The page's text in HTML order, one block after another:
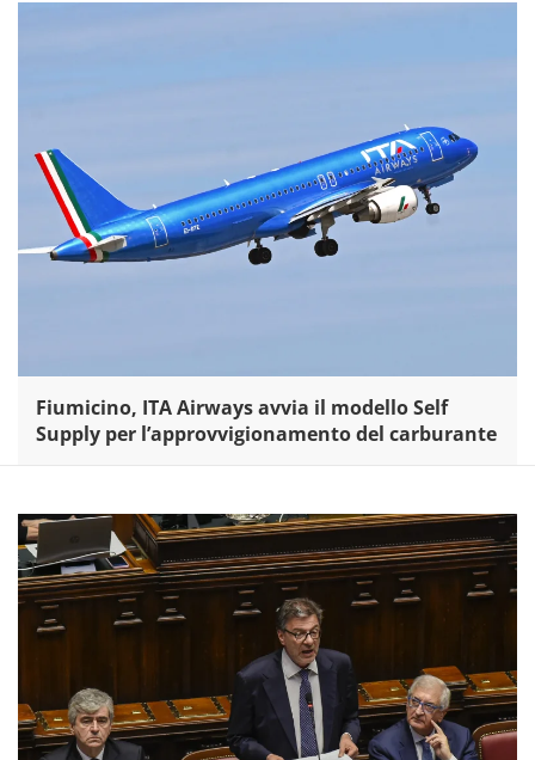
Fiumicino, ITA Airways avvia il modello Self
Supply per l’approvvigionamento del carburante